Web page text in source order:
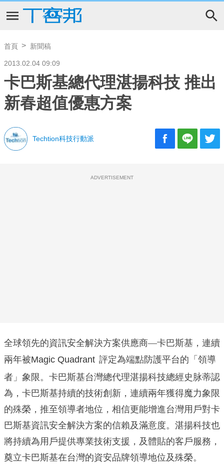
首頁 新聞稿
2013.02.04 09:09
卡巴斯基總代理湛揚科技 推出
新春超值優惠方案
Techtion科技行動派
ADVERTISEMENT
全球領先的資訊安全解決方案供應商—卡巴斯基，連續
兩年被Magic Quadrant 評定為端點防護平台的「領導
者」象限。卡巴斯基台灣總代理湛揚科技總經史脉蒂認
為，卡巴斯基持續的技術創新，連續兩年獲得魔力象限
的殊榮，推至領導者地位，相信更能增進台灣用戶對卡
巴斯基資訊安全解決方案的信賴及滿意度。湛揚科技也
將持續為用戶提供專業技術支援，及體貼的客戶服務，
奠立卡巴斯基在台灣的資安品牌領導地位及殊榮。